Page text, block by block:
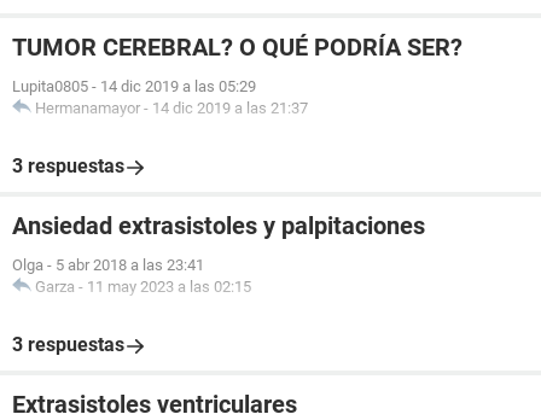
TUMOR CEREBRAL? O QUÉ PODRÍA SER?
Lupita0805 - 14 dic 2019 a las 05:29
Hermanamayor - 14 dic 2019 a las 21:37
3 respuestas
Ansiedad extrasistoles y palpitaciones
Olga - 5 abr 2018 a las 23:41
Garza - 11 may 2023 a las 02:15
3 respuestas
Extrasistoles ventriculares